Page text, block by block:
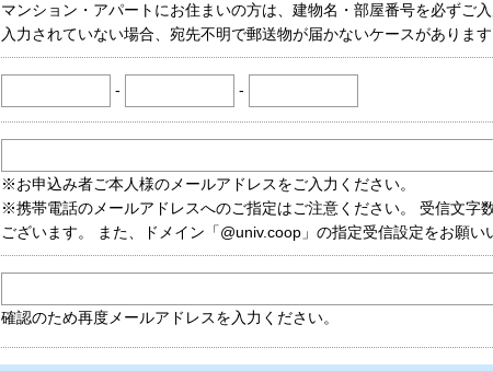
マンション・アパートにお住まいの方は、建物名・部屋番号を必ずご入
入力されていない場合、宛先不明で郵送物が届かないケースがあります
- -
※お申込み者ご本人様のメールアドレスをご入力ください。
※携帯電話のメールアドレスへのご指定はご注意ください。 受信文字
ございます。 また、ドメイン「@univ.coop」の指定受信設定をお願い
確認のため再度メールアドレスを入力ください。